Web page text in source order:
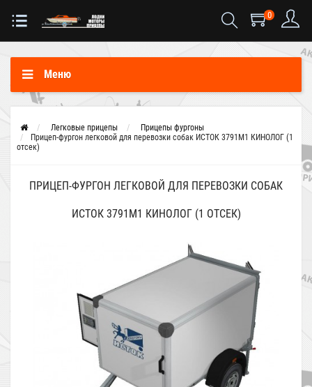
0
Меню
Легковые прицепы
Прицепы фургоны
Прицеп-фургон легковой для перевозки собак ИСТОК 3791М1 КИНОЛОГ (1
отсек)
ПРИЦЕП-ФУРГОН ЛЕГКОВОЙ ДЛЯ ПЕРЕВОЗКИ СОБАК
ИСТОК 3791М1 КИНОЛОГ (1 ОТСЕК)